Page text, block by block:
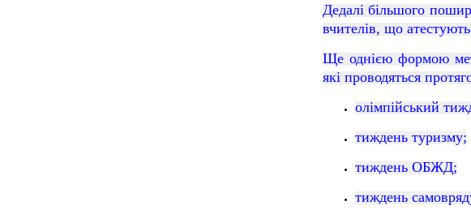
Дедалі більшого
вчителів, що
Ще однією формою
які проводяться
олімпійський
тиждень туризму;
тиждень ОБЖД;
тиждень